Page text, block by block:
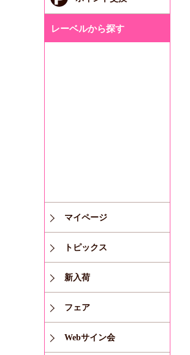
レーベルから探す
マイページ
トピックス
新入荷
フェア
Webサイン会